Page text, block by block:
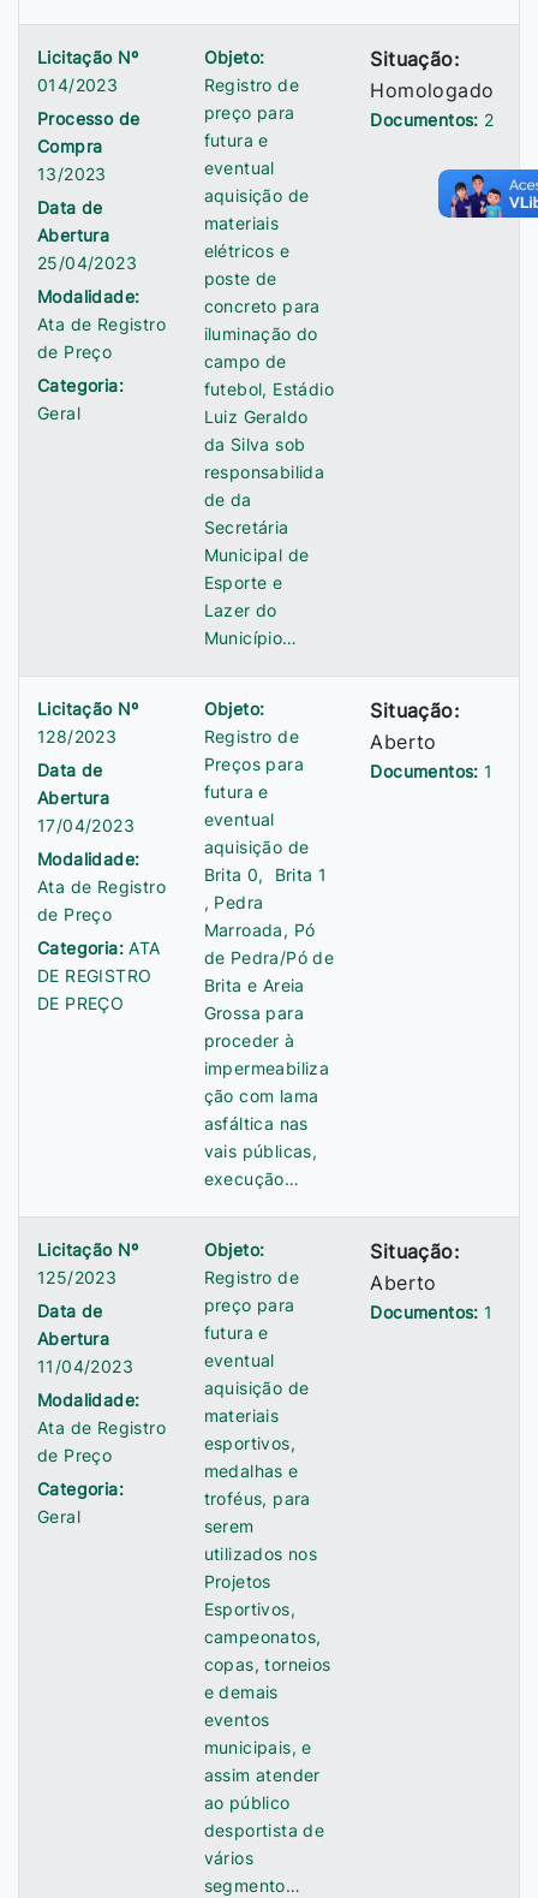
Licitação Nº
014/2023
Processo de
Compra
13/2023
Data de
Abertura
25/04/2023
Modalidade:
Ata de Registro
de Preço
Categoria:
Geral
Objeto:
Registro de
preço para
futura e
eventual
aquisição de
materiais
elétricos e
poste de
concreto para
iluminação do
campo de
futebol, Estádio
Luiz Geraldo
da Silva sob
responsabilida
de da
Secretária
Municipal de
Esporte e
Lazer do
Município…
Situação:
Homologado
Documentos: 2
Licitação Nº
128/2023
Data de
Abertura
17/04/2023
Modalidade:
Ata de Registro
de Preço
Categoria:ATA
DE REGISTRO
DE PREÇO
Objeto:
Registro de
Preços para
futura e
eventual
aquisição de
Brita 0, Brita 1
, Pedra
Marroada, Pó
de Pedra/Pó de
Brita e Areia
Grossa para
proceder à
impermeabiliza
ção com lama
asfáltica nas
vais públicas,
execução…
Situação:
Aberto
Documentos:1
Licitação Nº
125/2023
Data de
Abertura
11/04/2023
Modalidade:
Ata de Registro
de Preço
Categoria:
Geral
Objeto:
Registro de
preço para
futura e
eventual
aquisição de
materiais
esportivos,
medalhas e
troféus, para
serem
utilizados nos
Projetos
Esportivos,
campeonatos,
copas, torneios
e demais
eventos
municipais, e
assim atender
ao público
desportista de
vários
segmento…
Situação:
Aberto
Documentos: 1